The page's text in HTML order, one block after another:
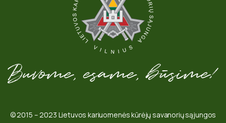
© 2015 – 2023 Lietuvos kariuomenės kūrėjų savanorių sąjungos